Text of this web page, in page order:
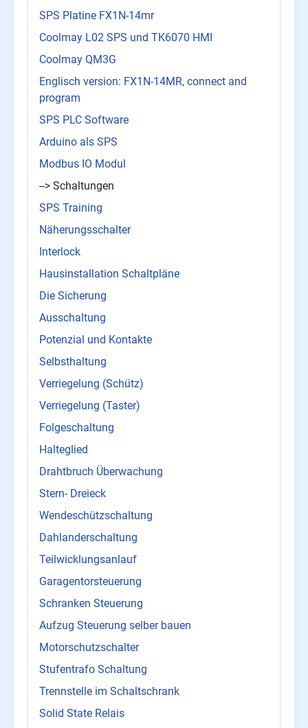
SPS Platine FX1N-14mr
Coolmay L02 SPS und TK6070 HMI
Coolmay QM3G
Englisch version: FX1N-14MR, connect and
program
SPS PLC Software
Arduino als SPS
Modbus IO Modul
--> Schaltungen
SPS Training
Näherungsschalter
Interlock
Hausinstallation Schaltpläne
Die Sicherung
Ausschaltung
Potenzial und Kontakte
Selbsthaltung
Verriegelung (Schütz)
Verriegelung (Taster)
Folgeschaltung
Halteglied
Drahtbruch Überwachung
Stern- Dreieck
Wendeschützschaltung
Dahlanderschaltung
Teilwicklungsanlauf
Garagentorsteuerung
Schranken Steuerung
Aufzug Steuerung selber bauen
Motorschutzschalter
Stufentrafo Schaltung
Trennstelle im Schaltschrank
Solid State Relais